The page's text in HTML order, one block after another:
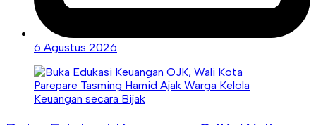
6 Agustus 2026